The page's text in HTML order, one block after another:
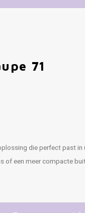
71
die perfect past
of een meer compacte